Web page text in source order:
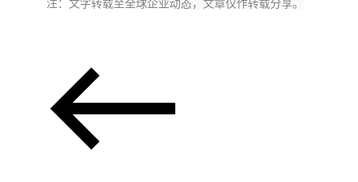
注：文字转载至全球企业动态，文章仅作转载分享。